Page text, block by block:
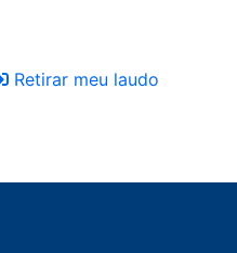
Retirar meu laudo